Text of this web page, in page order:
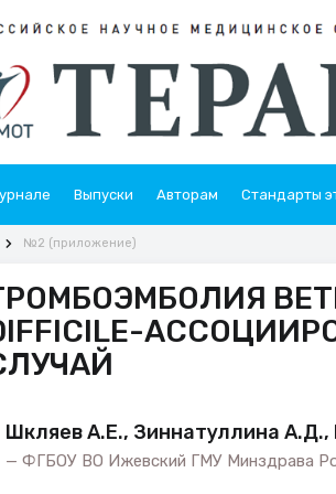
Выпуски Авторам Стандарты
№2 (приложение)
Шкляев А.Е., Зиннатуллина
ФГБОУ ВО Ижевский ГМУ Минздрава